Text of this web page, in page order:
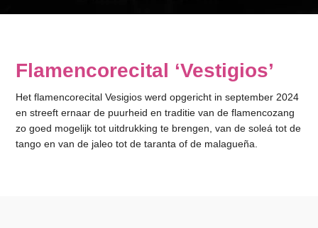
Flamencorecital ‘Vestigios’
Het flamencorecital Vesigios werd opgericht in september 2024
en streeft ernaar de puurheid en traditie van de flamencozang
zo goed mogelijk tot uitdrukking te brengen, van de soleá tot de
tango en van de jaleo tot de taranta of de malagueña.